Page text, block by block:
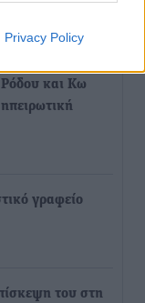
Privacy Policy
και Κω
γραφείο
του στη